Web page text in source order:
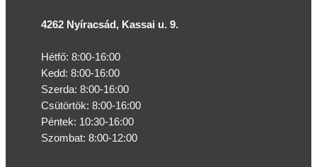
4262 Nyíracsád, Kassai u. 9.
Hétfő: 8:00-16:00
Kedd: 8:00-16:00
Szerda: 8:00-16:00
Csütörtök: 8:00-16:00
Péntek: 10:30-16:00
Szombat: 8:00-12:00